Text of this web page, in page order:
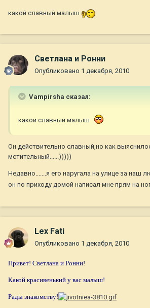
какой славный малыш
Светлана и Ронни
Опубликовано 1 декабря, 2010
Vampirsha сказал:
какой славный малыш
Он действительно славный,но как
мстительный......)))))
Недавно.......я его наругала на улице за наш
он по приходу домой написал мне прям на
Lex Fati
Опубликовано 1 декабря, 2010
Привет! Светлана и Ронни!
Какой красивенький у вас малыш!
Рады знакомству!